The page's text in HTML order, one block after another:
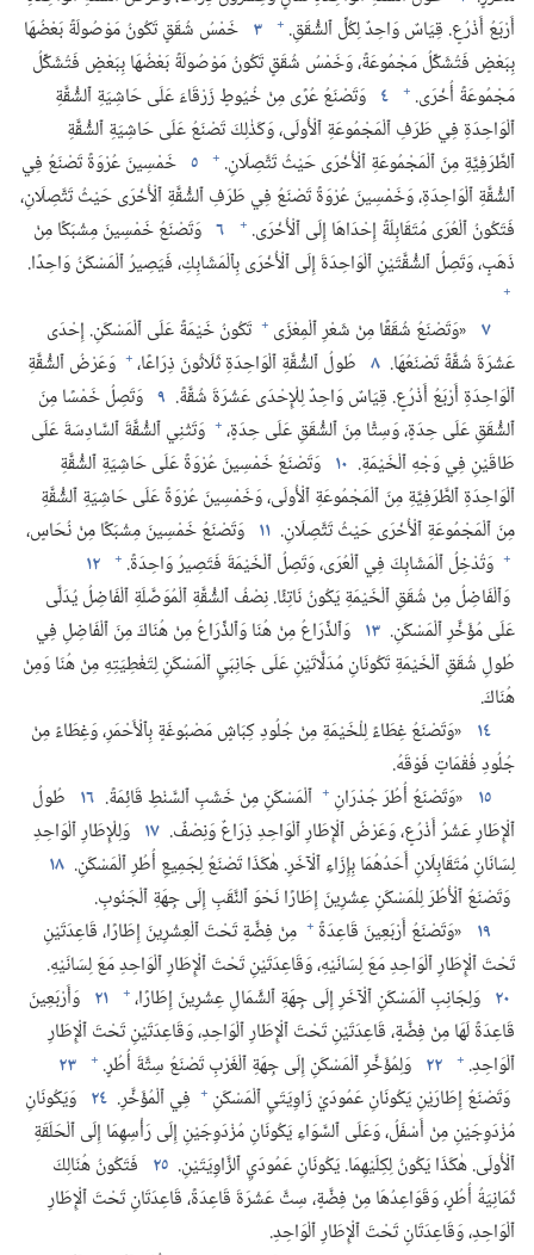
أَرْبَعُ أَذْرُعٍ.‏ قِيَاسٌ وَاحِدٌ لِكُلِّ ٱلشُّقَقِ.‏ + ٣ خَمْسُ شُقَقٍ تَكُونُ مَوْصُولَةً بَعْضُهَا
بِبَعْضٍ فَتُشَكِّلُ مَجْمُوعَةً،‏ وَخَمْسُ شُقَقٍ تَكُونُ مَوْصُولَةً بَعْضُهَا بِبَعْضٍ فَتُشَكِّلُ
مَجْمُوعَةً أُخْرَى.‏ + ٤ وَتَصْنَعُ عُرًى مِنْ خُيُوطٍ زَرْقَاءَ عَلَى حَاشِيَةِ ٱلشُّقَّةِ
ٱلْوَاحِدَةِ فِي طَرَفِ ٱلْمَجْمُوعَةِ ٱلْأُولَى،‏ وَكَذٰلِكَ تَصْنَعُ عَلَى حَاشِيَةِ ٱلشُّقَّةِ
ٱلطَّرَفِيَّةِ مِنَ ٱلْمَجْمُوعَةِ ٱلْأُخْرَى حَيْثُ تَتَّصِلَانِ.‏ + ٥ خَمْسِينَ عُرْوَةً تَصْنَعُ فِي
ٱلشُّقَّةِ ٱلْوَاحِدَةِ،‏ وَخَمْسِينَ عُرْوَةً تَصْنَعُ فِي طَرَفِ ٱلشُّقَّةِ ٱلْأُخْرَى حَيْثُ تَتَّصِلَانِ،‏
فَتَكُونُ ٱلْعُرَى مُتَقَابِلَةً إِحْدَاهَا إِلَى ٱلْأُخْرَى.‏ + ٦ وَتَصْنَعُ خَمْسِينَ مِشْبَكًا مِنْ
ذَهَبٍ،‏ وَتَصِلُ ٱلشُّقَّتَيْنِ ٱلْوَاحِدَةَ إِلَى ٱلْأُخْرَى بِٱلْمَشَابِكِ،‏ فَيَصِيرُ ٱلْمَسْكَنُ وَاحِدًا.‏
+
٧ ‏«وَتَصْنَعُ شُقَقًا مِنْ شَعْرِ ٱلْمِعْزَى + تَكُونُ خَيْمَةً عَلَى ٱلْمَسْكَنِ.‏ إِحْدَى
عَشْرَةَ شُقَّةً تَصْنَعُهَا.‏ ٨ طُولُ ٱلشُّقَّةِ ٱلْوَاحِدَةِ ثَلَاثُونَ ذِرَاعًا،‏ + وَعَرْضُ ٱلشُّقَّةِ
ٱلْوَاحِدَةِ أَرْبَعُ أَذْرُعٍ.‏ قِيَاسٌ وَاحِدٌ لِلْإِحْدَى عَشْرَةَ شُقَّةً.‏ ٩ وَتَصِلُ خَمْسًا مِنَ
ٱلشُّقَقِ عَلَى حِدَةٍ،‏ وَسِتًّا مِنَ ٱلشُّقَقِ عَلَى حِدَةٍ،‏ + وَتَثْنِي ٱلشُّقَّةَ ٱلسَّادِسَةَ عَلَى
طَاقَيْنِ فِي وَجْهِ ٱلْخَيْمَةِ.‏ ١٠ وَتَصْنَعُ خَمْسِينَ عُرْوَةً عَلَى حَاشِيَةِ ٱلشُّقَّةِ
ٱلْوَاحِدَةِ ٱلطَّرَفِيَّةِ مِنَ ٱلْمَجْمُوعَةِ ٱلْأُولَى،‏ وَخَمْسِينَ عُرْوَةً عَلَى حَاشِيَةِ ٱلشُّقَّةِ
مِنَ ٱلْمَجْمُوعَةِ ٱلْأُخْرَى حَيْثُ تَتَّصِلَانِ.‏ ١١ وَتَصْنَعُ خَمْسِينَ مِشْبَكًا مِنْ نُحَاسٍ،‏
+ وَتُدْخِلُ ٱلْمَشَابِكَ فِي ٱلْعُرَى،‏ وَتَصِلُ ٱلْخَيْمَةَ فَتَصِيرُ وَاحِدَةً.‏ +
١٢
وَٱلْفَاضِلُ مِنْ شُقَقِ ٱلْخَيْمَةِ يَكُونُ نَاتِئًا.‏ نِصْفُ ٱلشُّقَّةِ ٱلْمُوَصَّلَةِ ٱلْفَاضِلُ يُدَلَّى
عَلَى مُؤَخَّرِ ٱلْمَسْكَنِ.‏ ١٣ وَٱلذِّرَاعُ مِنْ هُنَا وَٱلذِّرَاعُ مِنْ هُنَاكَ مِنَ ٱلْفَاضِلِ فِي
طُولِ شُقَقِ ٱلْخَيْمَةِ تَكُونَانِ مُدَلَّاتَيْنِ عَلَى جَانِبَيِ ٱلْمَسْكَنِ لِتَغْطِيَتِهِ مِنْ هُنَا وَمِنْ
هُنَاكَ.‏
١٤ ‏«وَتَصْنَعُ غِطَاءً لِلْخَيْمَةِ مِنْ جُلُودِ كِبَاشٍ مَصْبُوغَةٍ بِٱلْأَحْمَرِ،‏ وَغِطَاءً مِنْ
جُلُودِ فُقْمَاتٍ فَوْقَهُ.‏
١٥ ‏«وَتَصْنَعُ أُطُرَ جُدْرَانِ + ٱلْمَسْكَنِ مِنْ خَشَبِ ٱلسَّنْطِ قَائِمَةً.‏ ١٦ طُولُ
ٱلْإِطَارِ عَشْرُ أَذْرُعٍ،‏ وَعَرْضُ ٱلْإِطَارِ ٱلْوَاحِدِ ذِرَاعٌ وَنِصْفٌ.‏ ١٧ وَلِلْإِطَارِ ٱلْوَاحِدِ
لِسَانَانِ مُتَقَابِلَانِ أَحَدُهُمَا بِإِزَاءِ ٱلْآخَرِ.‏ هٰكَذَا تَصْنَعُ لِجَمِيعِ أُطُرِ ٱلْمَسْكَنِ.‏ ١٨
وَتَصْنَعُ ٱلْأُطُرَ لِلْمَسْكَنِ عِشْرِينَ إِطَارًا نَحْوَ ٱلنَّقَبِ إِلَى جِهَةِ ٱلْجَنُوبِ.‏
١٩ ‏«وَتَصْنَعُ أَرْبَعِينَ قَاعِدَةً + مِنْ فِضَّةٍ تَحْتَ ٱلْعِشْرِينَ إِطَارًا،‏ قَاعِدَتَيْنِ
تَحْتَ ٱلْإِطَارِ ٱلْوَاحِدِ مَعَ لِسَانَيْهِ،‏ وَقَاعِدَتَيْنِ تَحْتَ ٱلْإِطَارِ ٱلْوَاحِدِ مَعَ لِسَانَيْهِ.‏
٢٠ وَلِجَانِبِ ٱلْمَسْكَنِ ٱلْآخَرِ إِلَى جِهَةِ ٱلشَّمَالِ عِشْرِينَ إِطَارًا،‏ + ٢١ وَأَرْبَعِينَ
قَاعِدَةً لَهَا مِنْ فِضَّةٍ،‏ قَاعِدَتَيْنِ تَحْتَ ٱلْإِطَارِ ٱلْوَاحِدِ،‏ وَقَاعِدَتَيْنِ تَحْتَ ٱلْإِطَارِ
ٱلْوَاحِدِ.‏ + ٢٢ وَلِمُؤَخَّرِ ٱلْمَسْكَنِ إِلَى جِهَةِ ٱلْغَرْبِ تَصْنَعُ سِتَّةَ أُطُرٍ.‏ +
٢٣
وَتَصْنَعُ إِطَارَيْنِ يَكُونَانِ عَمُودَيْ زَاوِيَتَيِ ٱلْمَسْكَنِ + فِي ٱلْمُؤَخَّرِ.‏ ٢٤ وَيَكُونَانِ
مُزْدَوِجَيْنِ مِنْ أَسْفَلُ،‏ وَعَلَى ٱلسَّوَاءِ يَكُونَانِ مُزْدَوِجَيْنِ إِلَى رَأْسِهِمَا إِلَى ٱلْحَلَقَةِ
ٱلْأُولَى.‏ هٰكَذَا يَكُونُ لِكِلَيْهِمَا.‏ يَكُونَانِ عَمُودَيِ ٱلزَّاوِيَتَيْنِ.‏ ٢٥ فَتَكُونُ هُنَالِكَ
ثَمَانِيَةُ أُطُرٍ،‏ وَقَوَاعِدُهَا مِنْ فِضَّةٍ،‏ سِتَّ عَشْرَةَ قَاعِدَةً،‏ قَاعِدَتَانِ تَحْتَ ٱلْإِطَارِ
ٱلْوَاحِدِ،‏ وَقَاعِدَتَانِ تَحْتَ ٱلْإِطَارِ ٱلْوَاحِدِ.‏